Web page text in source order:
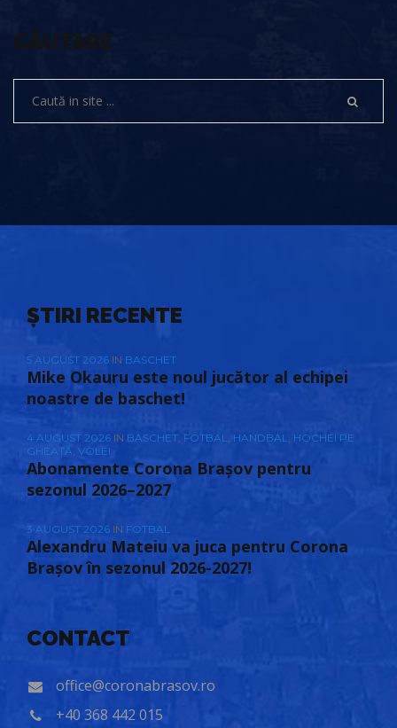
CĂUTARE
ȘTIRI RECENTE
5 AUGUST 2026 IN BASCHET
Mike Okauru este noul jucător al echipei
noastre de baschet!
4 AUGUST 2026 IN BASCHET FOTBAL HANDBAL
HOCHEI PE
GHEAȚĂ VOLEI
Abonamente Corona Brașov pentru
sezonul 2026–2027
3 AUGUST 2026 IN FOTBAL
Alexandru Mateiu va juca pentru Corona
Brașov în sezonul 2026-2027!
CONTACT
office@coronabrasov.ro
+40 368 442 015